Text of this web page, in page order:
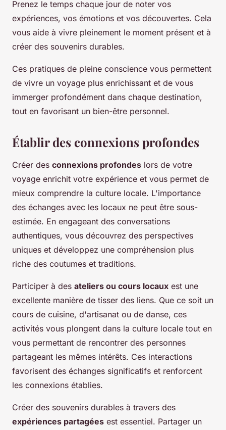
Prenez le temps chaque jour de noter vos
expériences, vos émotions et vos découvertes. Cela
vous aide à vivre pleinement le moment présent et à
créer des souvenirs durables.
Ces pratiques de pleine conscience vous permettent
de vivre un voyage plus enrichissant et de vous
immerger profondément dans chaque destination,
tout en favorisant un bien-être personnel.
Établir des connexions profondes
Créer des connexions profondes lors de votre
voyage enrichit votre expérience et vous permet de
mieux comprendre la culture locale. L'importance
des échanges avec les locaux ne peut être sous-
estimée. En engageant des conversations
authentiques, vous découvrez des perspectives
uniques et développez une compréhension plus
riche des coutumes et traditions.
Participer à des ateliers ou cours locaux est une
excellente manière de tisser des liens. Que ce soit un
cours de cuisine, d'artisanat ou de danse, ces
activités vous plongent dans la culture locale tout en
vous permettant de rencontrer des personnes
partageant les mêmes intérêts. Ces interactions
favorisent des échanges significatifs et renforcent
les connexions établies.
Créer des souvenirs durables à travers des
expériences partagées est essentiel. Partager un